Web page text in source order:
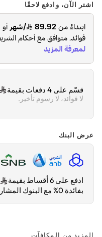
اشتر الآن، وادفع لاحقًا
قسّم على 4 دفعات بقيمة
لا فوائد، لا رسوم تأخير.
عرض البنك
ادفع على 6 أقساط بقيمة
بفائدة 0% مع البنوك المشاركة.
المزيد من المكافآت